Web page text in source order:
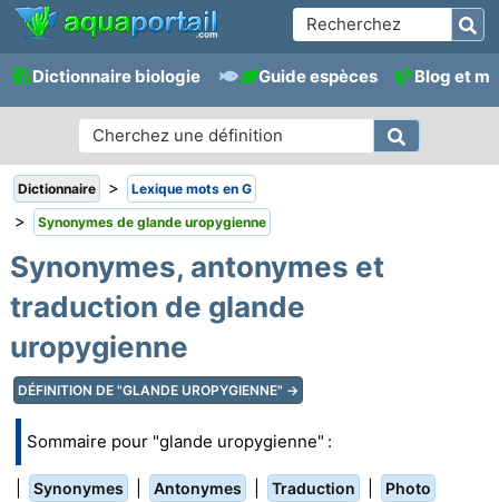
Dictionnaire biologie Guide espèces Blog et
Dictionnaire > Lexique mots en G
> Synonymes de glande uropygienne
Synonymes, antonymes et
traduction de glande
uropygienne
DÉFINITION DE "GLANDE UROPYGIENNE" →
Sommaire pour "glande uropygienne" :
Synonymes Antonymes Traduction Photo